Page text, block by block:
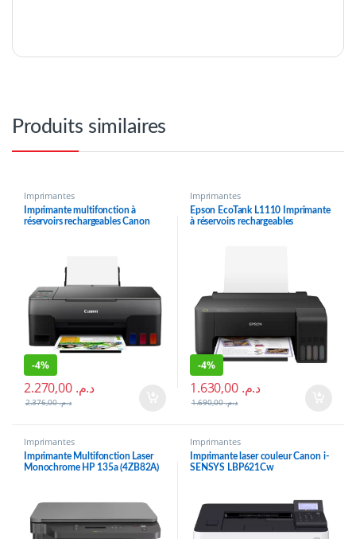
Produits similaires
Imprimantes
Imprimante multifonction à
réservoirs rechargeables Canon
-4%
د.م. 2.270,00
د.م.2.376,00
Imprimantes
Epson EcoTank L1110 Imprimante
à réservoirs rechargeables
-4%
د.م. 1.630,00
د.م.1.690,00
Imprimantes
Imprimante Multifonction Laser
Monochrome HP 135a (4ZB82A)
Imprimantes
Imprimante laser couleur Canon i-
SENSYS LBP621Cw